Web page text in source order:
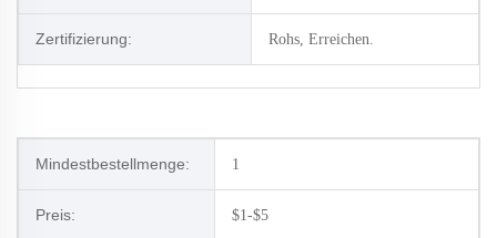
Zertifizierung: Rohs, Erreichen.
Mindestbestellmenge: 1
Preis: $1-$5